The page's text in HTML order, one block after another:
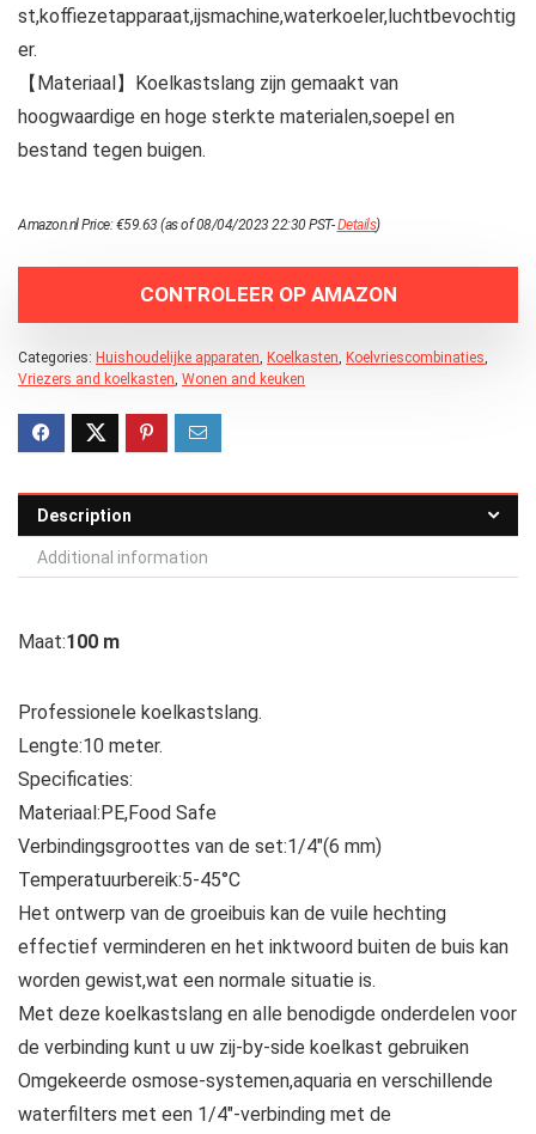
st,koffiezetapparaat,ijsmachine,waterkoeler,luchtbevochtig
er.
【Materiaal】Koelkastslang zijn gemaakt van
hoogwaardige en hoge sterkte materialen,soepel en
bestand tegen buigen.
Amazon.nl Price:€59.63 (as of 08/04/2023 22:30 PST-Details)
CONTROLEER OP AMAZON
Categories: Huishoudelijke apparaten, Koelkasten, Koelvriescombinaties,
Vriezers and koelkasten, Wonen and keuken
Description
Additional information
Maat:100 m
Professionele koelkastslang.
Lengte:10 meter.
Specificaties:
Materiaal:PE,Food Safe
Verbindingsgroottes van de set:1/4″(6 mm)
Temperatuurbereik:5-45°C
Het ontwerp van de groeibuis kan de vuile hechting
effectief verminderen en het inktwoord buiten de buis kan
worden gewist,wat een normale situatie is.
Met deze koelkastslang en alle benodigde onderdelen voor
de verbinding kunt u uw zij-by-side koelkast gebruiken
Omgekeerde osmose-systemen,aquaria en verschillende
waterfilters met een 1/4″-verbinding met de